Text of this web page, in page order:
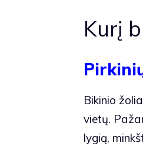
Kurį
Bikinio
vietų.
lygią,